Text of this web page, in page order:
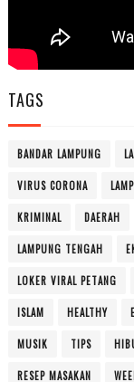
TAGS
BANDAR LAMPUNG
VIRUS CORONA
KRIMINAL DAERAH
LAMPUNG TENGAH
LOKER VIRAL PETANG
ISLAM HEALTHY
MUSIK TIPS
RESEP MASAKAN